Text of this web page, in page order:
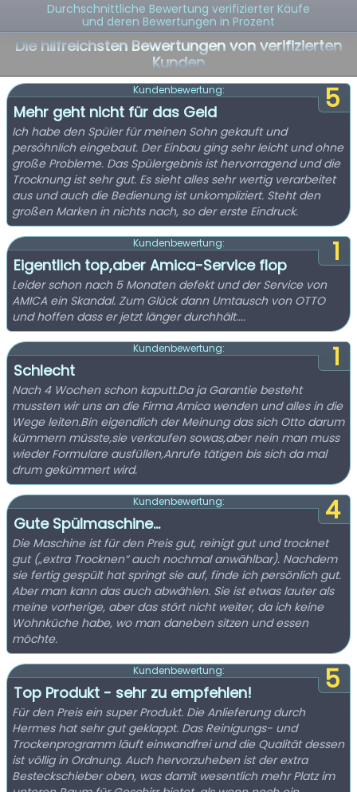
Durchschnittliche Bewertung verifizierter Käufe
und deren Bewertungen in Prozent
Die hilfreichsten Bewertungen von verifizierten
Kunden
5
Kundenbewertung:
Mehr geht nicht für das Geld
Ich habe den Spüler für meinen Sohn gekauft und
persöhnlich eingebaut. Der Einbau ging sehr leicht und ohne
große Probleme. Das Spülergebnis ist hervorragend und die
Trocknung ist sehr gut. Es sieht alles sehr wertig verarbeitet
aus und auch die Bedienung ist unkompliziert. Steht den
großen Marken in nichts nach, so der erste Eindruck.
1
Kundenbewertung:
Eigentlich top,aber Amica-Service flop
Leider schon nach 5 Monaten defekt und der Service von
AMICA ein Skandal. Zum Glück dann Umtausch von OTTO
und hoffen dass er jetzt länger durchhält....
1
Kundenbewertung:
Schlecht
Nach 4 Wochen schon kaputt.Da ja Garantie besteht
mussten wir uns an die Firma Amica wenden und alles in die
Wege leiten.Bin eigendlich der Meinung das sich Otto darum
kümmern müsste,sie verkaufen sowas,aber nein man muss
wieder Formulare ausfüllen,Anrufe tätigen bis sich da mal
drum gekümmert wird.
4
Kundenbewertung:
Gute Spülmaschine…
Die Maschine ist für den Preis gut, reinigt gut und trocknet
gut („extra Trocknen“ auch nochmal anwählbar). Nachdem
sie fertig gespült hat springt sie auf, finde ich persönlich gut.
Aber man kann das auch abwählen. Sie ist etwas lauter als
meine vorherige, aber das stört nicht weiter, da ich keine
Wohnküche habe, wo man daneben sitzen und essen
möchte.
5
Kundenbewertung:
Top Produkt - sehr zu empfehlen!
Für den Preis ein super Produkt. Die Anlieferung durch
Hermes hat sehr gut geklappt. Das Reinigungs- und
Trockenprogramm läuft einwandfrei und die Qualität dessen
ist völlig in Ordnung. Auch hervorzuheben ist der extra
Besteckschieber oben, was damit wesentlich mehr Platz im